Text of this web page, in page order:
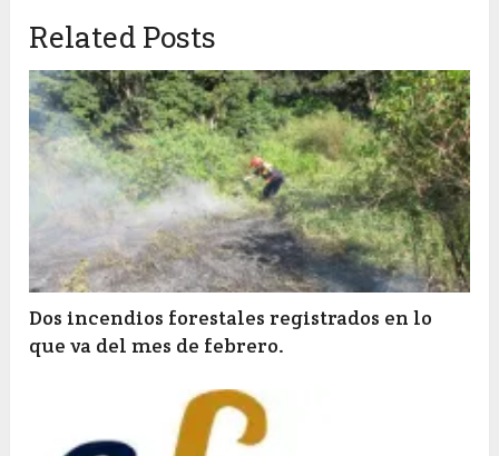
Related Posts
Dos incendios forestales registrados en lo
que va del mes de febrero.